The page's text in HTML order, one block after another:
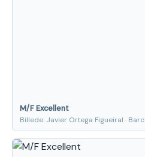
M/F Excellent
Billede: Javier Ortega Figueiral ·